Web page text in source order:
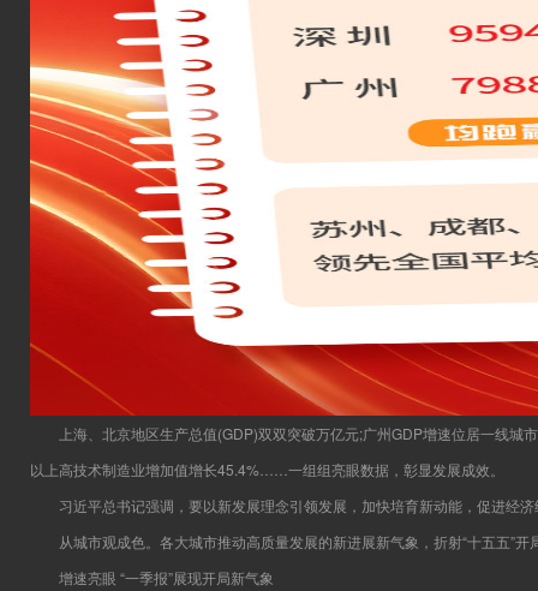
上海、北京地区生产总值(GDP)双双突破万亿元;广州GDP增速位居一线城
以上高技术制造业增加值增长45.4%……一组组亮眼数据，彰显发展成效。
习近平总书记强调，要以新发展理念引领发展，加快培育新动能，促进经
从城市观成色。各大城市推动高质量发展的新进展新气象，折射“十五五”
增速亮眼 “一季报”展现开局新气象